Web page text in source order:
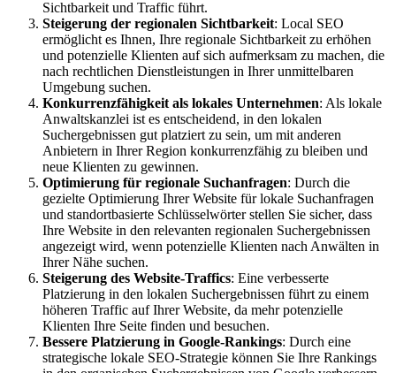
Sichtbarkeit und Traffic führt.
Steigerung der regionalen Sichtbarkeit: Local SEO
ermöglicht es Ihnen, Ihre regionale Sichtbarkeit zu erhöhen
und potenzielle Klienten auf sich aufmerksam zu machen, die
nach rechtlichen Dienstleistungen in Ihrer unmittelbaren
Umgebung suchen.
Konkurrenzfähigkeit als lokales Unternehmen: Als lokale
Anwaltskanzlei ist es entscheidend, in den lokalen
Suchergebnissen gut platziert zu sein, um mit anderen
Anbietern in Ihrer Region konkurrenzfähig zu bleiben und
neue Klienten zu gewinnen.
Optimierung für regionale Suchanfragen: Durch die
gezielte Optimierung Ihrer Website für lokale Suchanfragen
und standortbasierte Schlüsselwörter stellen Sie sicher, dass
Ihre Website in den relevanten regionalen Suchergebnissen
angezeigt wird, wenn potenzielle Klienten nach Anwälten in
Ihrer Nähe suchen.
Steigerung des Website-Traffics: Eine verbesserte
Platzierung in den lokalen Suchergebnissen führt zu einem
höheren Traffic auf Ihrer Website, da mehr potenzielle
Klienten Ihre Seite finden und besuchen.
Bessere Platzierung in Google-Rankings: Durch eine
strategische lokale SEO-Strategie können Sie Ihre Rankings